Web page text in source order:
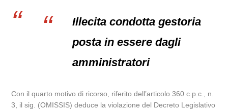
Illecita condotta gestoria
posta in essere dagli
amministratori
Con il quarto motivo di ricorso, riferito dell’articolo 360 c.p.c., n.
3, il sig. (OMISSIS) deduce la violazione del Decreto Legislativo